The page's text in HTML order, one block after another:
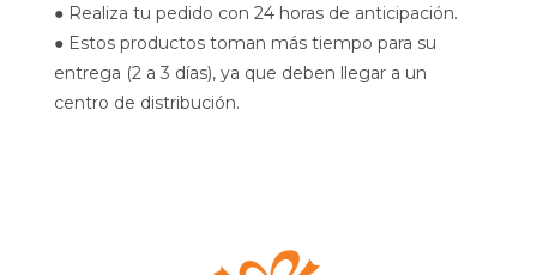
● Realiza tu pedido con 24 horas de anticipación.
● Estos productos toman más tiempo para su
entrega (2 a 3 días), ya que deben llegar a un
centro de distribución.